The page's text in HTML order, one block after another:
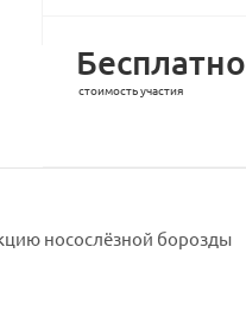
Бесплатно
стоимость участия
носослёзной борозды